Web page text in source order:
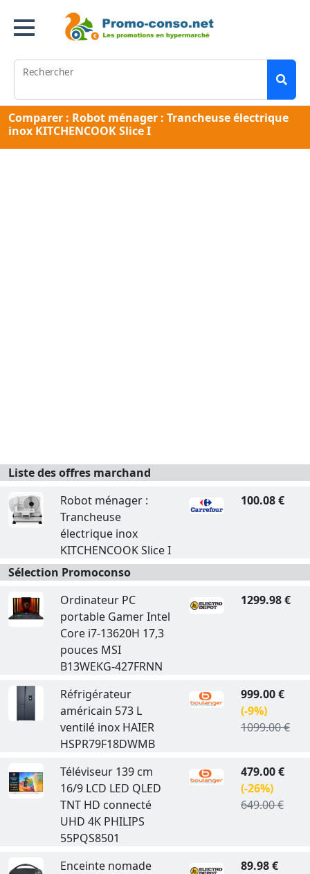
Rechercher
Comparer : Robot ménager : Trancheuse électrique
inox KITCHENCOOK Slice I
Liste des offres marchand
Robot ménager :
Trancheuse
électrique inox
KITCHENCOOK Slice I
100.08 €
Sélection Promoconso
Ordinateur PC
portable Gamer Intel
Core i7-13620H 17,3
pouces MSI
B13WEKG-427FRNN
1299.98 €
Réfrigérateur
américain 573 L
ventilé inox HAIER
HSPR79F18DWMB
999.00 €
(-9%)
1099.00 €
Téléviseur 139 cm
16/9 LCD LED QLED
TNT HD connecté
UHD 4K PHILIPS
55PQS8501
479.00 €
(-26%)
649.00 €
Enceinte nomade
89.98 €